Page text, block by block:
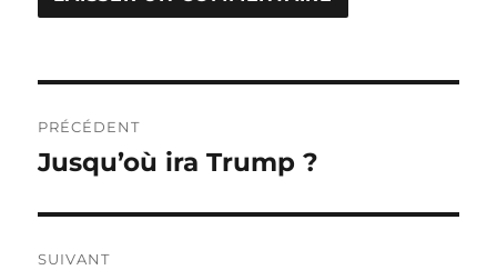
de
PRÉCÉDENT
Publication
Jusqu’où ira Trump ?
SUIVANT